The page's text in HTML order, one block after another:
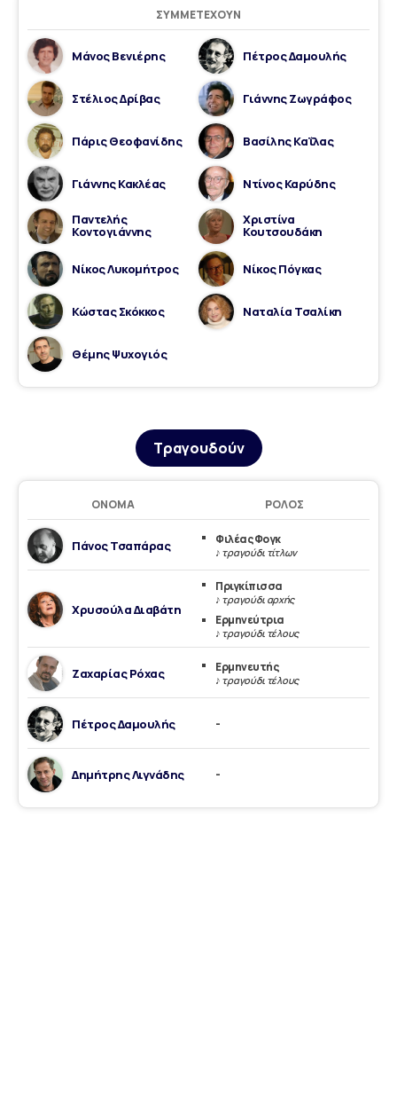
ΣΥΜΜΕΤΈΧΟΥΝ
Μάνος Βενιέρης
Στέλιος Δρίβας
Πάρις Θεοφανίδης
Γιάννης Κακλέας
Παντελής
Κοντογιάννης
Νίκος Λυκομήτρος
Κώστας Σκόκκος
Θέμης Ψυχογιός
Πέτρος Δαμουλής
Γιάννης Ζωγράφος
Βασίλης Καΐλας
Ντίνος Καρύδης
Χριστίνα
Κουτσουδάκη
Νίκος Πόγκας
Ναταλία Τσαλίκη
Τραγουδούν
ΌΝΟΜΑ ΡΌΛΟΣ
Πάνος Τσαπάρας Φιλέας Φογκ
♪ τραγούδι τίτλων
Χρυσούλα Διαβάτη
Πριγκίπισσα
♪ τραγούδι αρχής
Ερμηνεύτρια
♪ τραγούδι τέλους
Ζαχαρίας Ρόχας Ερμηνευτής
♪ τραγούδι τέλους
Πέτρος Δαμουλής -
Δημήτρης Λιγνάδης -